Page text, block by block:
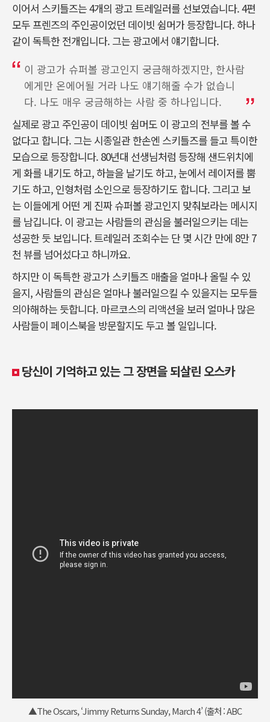
이어서 스키틀즈는 4개의 광고 트레일러를 선보였습니다. 4편
모두 프렌즈의 주인공이었던 데이빗 쉼머가 등장합니다. 하나
같이 독특한 전개입니다. 그는 광고에서 얘기합니다.
이 광고가 슈퍼볼 광고인지 궁금해하겠지만, 한사람
에게만 온에어될 거라 나도 얘기해줄 수가 없습니
다. 나도 매우 궁금해하는 사람 중 하나입니다.
실제로 광고 주인공이 데이빗 쉼머도 이 광고의 전부를 볼 수
없다고 합니다. 그는 시종일관 한손엔 스키틀즈를 들고 특이한
모습으로 등장합니다. 80년대 선생님처럼 등장해 샌드위치에
게 화를 내기도 하고, 하늘을 날기도 하고, 눈에서 레이저를 뿜
기도 하고, 인형처럼 소인으로 등장하기도 합니다. 그리고 보
는 이들에게 어떤 게 진짜 슈퍼볼 광고인지 맞춰보라는 메시지
를 남깁니다. 이 광고는 사람들의 관심을 불러일으키는 데는
성공한 듯 보입니다. 트레일러 조회수는 단 몇 시간 만에 8만 7
천 뷰를 넘어섰다고 하니까요.
하지만 이 독특한 광고가 스키틀즈 매출을 얼마나 올릴 수 있
을지, 사람들의 관심은 얼마나 불러일으킬 수 있을지는 모두들
의아해하는 듯합니다. 마르코스의 리액션을 보러 얼마나 많은
사람들이 페이스북을 방문할지도 두고 볼 일입니다.
당신이 기억하고 있는 그 장면을 되살린 오스카
▲The Oscars, ‘Jimmy Returns Sunday, March 4’ (출처 : ABC